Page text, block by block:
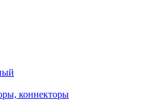
коннекторы